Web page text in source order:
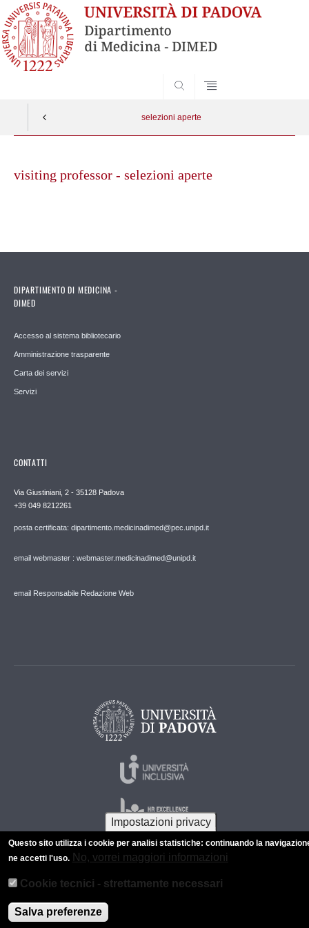
selezioni aperte
contentvisiting professor - selezioni aperte
DIPARTIMENTO DI MEDICINA -
DIMED
Accesso al sistema bibliotecario
Amministrazione trasparente
Carta dei servizi
Servizi
CONTATTI
Via Giustiniani, 2 - 35128 Padova
+39 049 8212261
posta certificata: dipartimento.medicinadimed@pec.unipd.it
email webmaster : webmaster.medicinadimed@unipd.it
email Responsabile Redazione Web
P.I. 00742430283 C.F. 80006480281
Informazioni su questo sito
Impostazioni privacy
Questo sito utilizza i cookie per analisi statistiche: continuando la
ne accetti l'uso. No, vorrei maggiori informazioni
Cookie tecnici - strettamente necessari
Salva preferenze